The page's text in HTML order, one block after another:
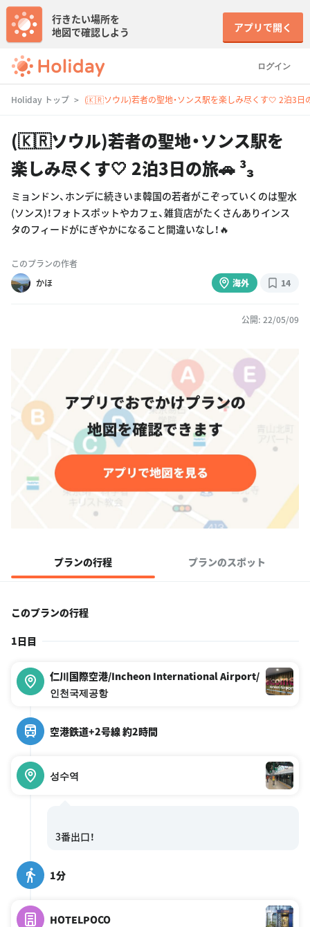
ログイン
行きたい場所を
地図で確認しよう
アプリで開く
Holiday トップ (🇰🇷ソウル)若者の聖地・ソンス駅を楽しみ尽くす🤍 2泊3日
(🇰🇷ソウル)若者の聖地・ソンス駅を
楽しみ尽くす🤍 2泊3日の旅🚗 ³₃
ミョンドン、ホンデに続きいま韓国の若者がこぞっていくのは聖水
(ソンス)！フォトスポットやカフェ、雑貨店がたくさんありインス
タのフィードがにぎやかになること間違いなし！🔥
このプランの作者
かほ
海外 14
公開: 22/05/09
プランの行程 プランのスポット
このプランの行程
1日目
仁川国際空港/Incheon International Airport/
인천국제공항
空港鉄道+2号線 約2時間
성수역
1分
HOTELPOCO